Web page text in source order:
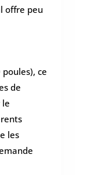
offre peu
ce
de
le
les